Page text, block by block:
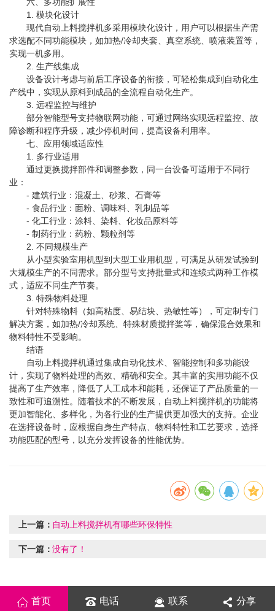
1. 模块化设计
现代自动上料搅拌机多采用模块化设计，用户可以根据生产需
求选配不同功能模块，如加热/冷却夹套、真空系统、喷液装置等，
实现一机多用。
2. 生产线集成
设备设计考虑与前后工序设备的衔接，可轻松集成到自动化生
产线中，实现从原料到成品的全流程自动化生产。
3. 远程监控与维护
部分智能型号支持物联网功能，可通过网络实现远程监控、故
障诊断和程序升级，减少停机时间，提高设备利用率。
七、应用领域适应性
1. 多行业适用
通过更换搅拌部件和调整参数，同一台设备可适用于不同行
业：
- 建筑行业：混凝土、砂浆、石膏等
- 食品行业：面粉、调味料、乳制品等
- 化工行业：涂料、染料、化妆品原料等
- 制药行业：药粉、颗粒剂等
2. 不同规模生产
从小型实验室用机型到大型工业用机型，可满足从研发试验到
大规模生产的不同需求。部分型号支持批量式和连续式两种工作模
式，适应不同生产节奏。
3. 特殊物料处理
针对特殊物料（如高粘度、易结块、热敏性等），可定制专门
解决方案，如加热/冷却系统、特殊材质搅拌桨等，确保混合效果和
物料特性不受影响。
结语
自动上料搅拌机通过集成自动化技术、智能控制和多功能设
计，实现了物料处理的高效、精确和安全。其丰富的实用功能不仅
提高了生产效率，降低了人工成本和能耗，还保证了产品质量的一
致性和可追溯性。随着技术的不断发展，自动上料搅拌机的功能将
更加智能化、多样化，为各行业的生产提供更加强大的支持。企业
在选择设备时，应根据自身生产特点、物料特性和工艺要求，选择
功能匹配的型号，以充分发挥设备的性能优势。
上一篇： 自动上料搅拌机有哪些环保特性
下一篇：没有了！
首页 电话 联系 分享